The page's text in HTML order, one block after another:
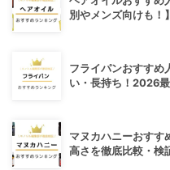
別やメンズ向けも！】
フライパンおすすめ
い・長持ち！2026最
マヌカハニーおすす
高さを徹底比較・検